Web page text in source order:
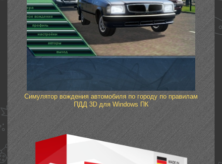
Cимулятор вождения автомобиля по городу по правилам
ПДД 3D для Windows ПК